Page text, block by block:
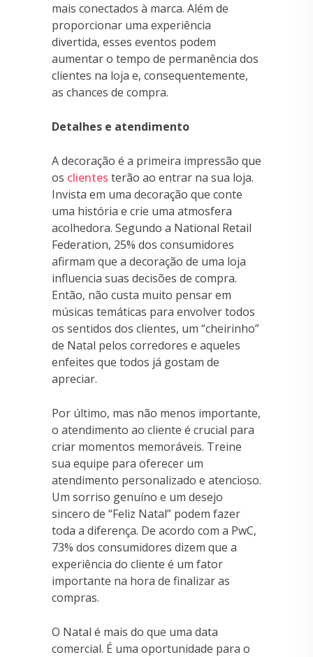
mais conectados à marca. Além de
proporcionar uma experiência
divertida, esses eventos podem
aumentar o tempo de permanência dos
clientes na loja e, consequentemente,
as chances de compra.
Detalhes e atendimento
A decoração é a primeira impressão que
os clientes terão ao entrar na sua loja.
Invista em uma decoração que conte
uma história e crie uma atmosfera
acolhedora. Segundo a National Retail
Federation, 25% dos consumidores
afirmam que a decoração de uma loja
influencia suas decisões de compra.
Então, não custa muito pensar em
músicas temáticas para envolver todos
os sentidos dos clientes, um “cheirinho”
de Natal pelos corredores e aqueles
enfeites que todos já gostam de
apreciar.
Por último, mas não menos importante,
o atendimento ao cliente é crucial para
criar momentos memoráveis. Treine
sua equipe para oferecer um
atendimento personalizado e atencioso.
Um sorriso genuíno e um desejo
sincero de “Feliz Natal” podem fazer
toda a diferença. De acordo com a PwC,
73% dos consumidores dizem que a
experiência do cliente é um fator
importante na hora de finalizar as
compras.
O Natal é mais do que uma data
comercial. É uma oportunidade para o